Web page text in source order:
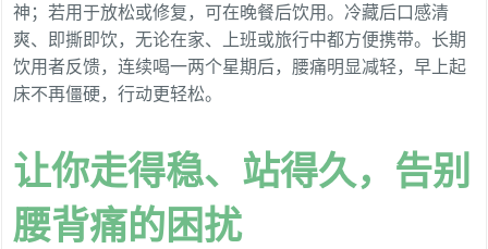
神；若用于放松或修复，可在晚餐后饮用。冷藏后口感清
爽、即撕即饮，无论在家、上班或旅行中都方便携带。长期
饮用者反馈，连续喝一两个星期后，腰痛明显减轻，早上起
床不再僵硬，行动更轻松。
让你走得稳、站得久，告别
腰背痛的困扰